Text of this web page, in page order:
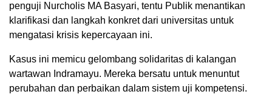
penguji Nurcholis MA Basyari, tentu Publik menantikan
klarifikasi dan langkah konkret dari universitas untuk
mengatasi krisis kepercayaan ini.
Kasus ini memicu gelombang solidaritas di kalangan
wartawan Indramayu. Mereka bersatu untuk menuntut
perubahan dan perbaikan dalam sistem uji kompetensi.